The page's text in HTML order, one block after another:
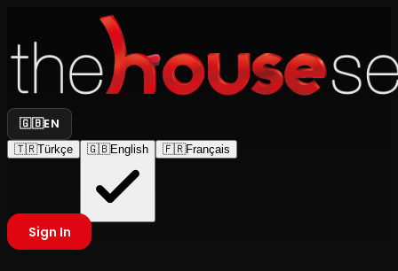
🇬🇧EN
🇹🇷Türkçe 🇬🇧English 🇫🇷Français
Sign In